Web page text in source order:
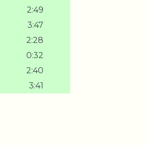
2:49
3:47
2:28
0:32
2:40
3:41